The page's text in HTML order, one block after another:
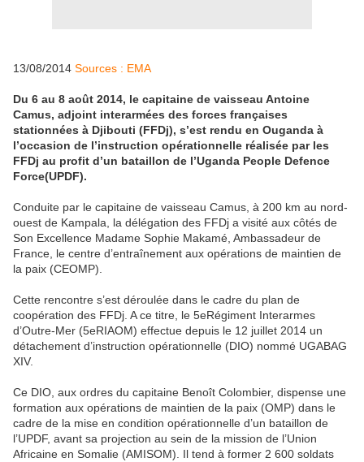
13/08/2014 Sources : EMA
Du 6 au 8 août 2014, le capitaine de vaisseau Antoine
Camus, adjoint interarmées des forces françaises
stationnées à Djibouti (FFDj), s’est rendu en Ouganda à
l’occasion de l’instruction opérationnelle réalisée par les
FFDj au profit d’un bataillon de l’Uganda People Defence
Force(UPDF).
Conduite par le capitaine de vaisseau Camus, à 200 km au nord-
ouest de Kampala, la délégation des FFDj a visité aux côtés de
Son Excellence Madame Sophie Makamé, Ambassadeur de
France, le centre d’entraînement aux opérations de maintien de
la paix (CEOMP).
Cette rencontre s’est déroulée dans le cadre du plan de
coopération des FFDj. A ce titre, le 5eRégiment Interarmes
d’Outre-Mer (5eRIAOM) effectue depuis le 12 juillet 2014 un
détachement d’instruction opérationnelle (DIO) nommé UGABAG
XIV.
Ce DIO, aux ordres du capitaine Benoît Colombier, dispense une
formation aux opérations de maintien de la paix (OMP) dans le
cadre de la mise en condition opérationnelle d’un bataillon de
l’UPDF, avant sa projection au sein de la mission de l’Union
Africaine en Somalie (AMISOM). Il tend à former 2 600 soldats